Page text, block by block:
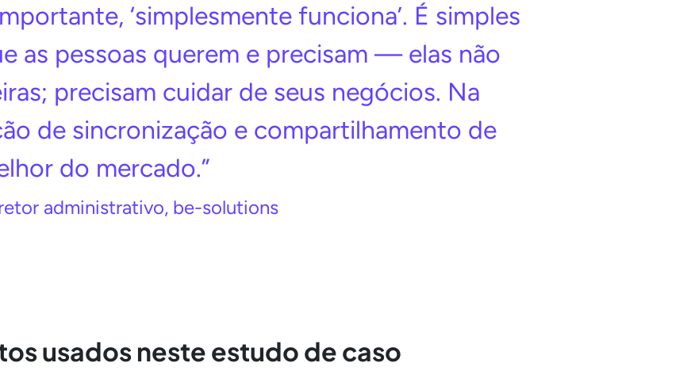
‘simplesmente funciona’. É simples
as pessoas querem e precisam — elas não
precisam cuidar de seus negócios. Na
de sincronização e compartilhamento de
do mercado.”
administrativo, be-solutions
usados neste estudo de caso